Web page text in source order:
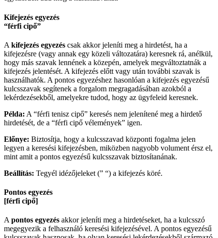
Kifejezés egyezés
“férfi cipő”
A kifejezés egyezés csak akkor jeleníti meg a hirdetést, ha a
kifejezésre (vagy annak egy közeli változatára) keresnek rá, anélkül,
hogy más szavak lennének a közepén, amelyek megváltoztatnák a
kifejezés jelentését. A kifejezés előtt vagy után további szavak is
használhatók. A pontos egyezéshez hasonlóan a kifejezés egyezésű
kulcsszavak segítenek a forgalom megragadásában azokból a
lekérdezésekből, amelyekre tudod, hogy az ügyfeleid keresnek.
Példa: A “férfi tenisz cipő” keresés nem jelenítené meg a hirdető
hirdetését, de a “férfi cipő vélemények” igen.
Előnye: Biztosítja, hogy a kulcsszavad központi fogalma jelen
legyen a keresési kifejezésben, miközben nagyobb volument érsz el,
mint amit a pontos egyezésű kulcsszavak biztosítanának.
Beállítás: Tegyél idézőjeleket (” “) a kifejezés köré.
Pontos egyezés
[férfi cipő]
Apontos egyezés akkor jeleníti meg a hirdetéseket, ha a kulcsszó
megegyezik a felhasználó keresési kifejezésével. A pontos egyezésű